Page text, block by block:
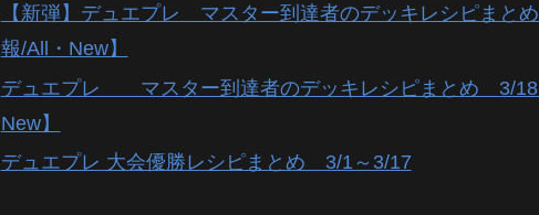
【新弾】デュエプレ マスター到達者のデッキレシピまと
報/All・New】
デュエプレ マスター到達者のデッキレシピまとめ 3/18
New】
デュエプレ 大会優勝レシピまとめ 3/1～3/17